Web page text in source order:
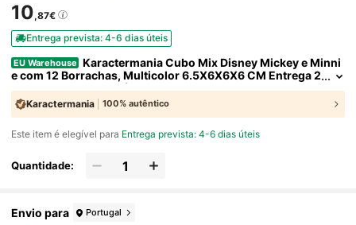
10,87€
Entrega prevista: 4-6 dias úteis
EU Warehouse Karactermania Cubo Mix Disney Mickey e Minni
e com 12 Borrachas, Multicolor 6.5X6X6X6 CM Entrega 2
4/48h para Espanha (Península) - Artigos de Papelaria -,
Volta às Aulas
Karactermania 100% autêntico
Este item é elegível para Entrega prevista: 4-6 dias úteis
Quantidade:
Envio para Portugal